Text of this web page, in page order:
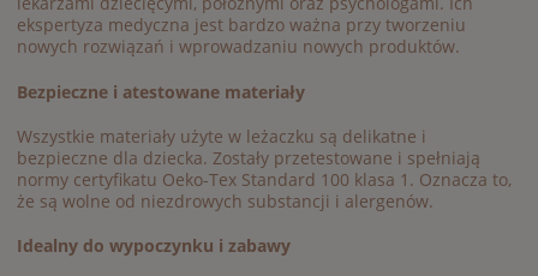
ekspertyza medyczna jest bardzo ważna przy tworzeniu
nowych rozwiązań i wprowadzaniu nowych produktów.
Bezpieczne i atestowane materiały
Wszystkie materiały użyte w leżaczku są delikatne i
bezpieczne dla dziecka. Zostały przetestowane i spełniają
normy certyfikatu Oeko-Tex Standard 100 klasa 1. Oznacza to,
że są wolne od niezdrowych substancji i alergenów.
Idealny do wypoczynku i zabawy